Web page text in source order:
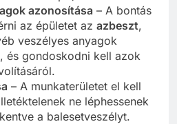
azonosítása – A bontás
az épületet az azbeszt,
veszélyes anyagok
és gondoskodni kell azok
– A munkaterületet el kell
ne léphessenek
a balesetveszélyt.